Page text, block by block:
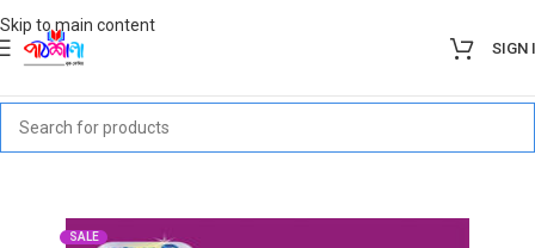
Skip to main content
SIGN
SALE